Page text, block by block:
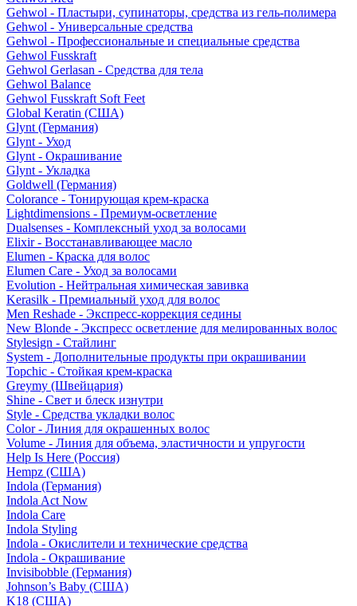
Gehwol - Пластыри, супинаторы, средства из гель-полимера
Gehwol - Универсальные средства
Gehwol - Профессиональные и специальные средства
Gehwol Fusskraft
Gehwol Gerlasan - Средства для тела
Gehwol Balance
Gehwol Fusskraft Soft Feet
Global Keratin (США)
Glynt (Германия)
Glynt - Уход
Glynt - Окрашивание
Glynt - Укладка
Goldwell (Германия)
Colorance - Тонирующая крем-краска
Lightdimensions - Премиум-осветление
Dualsenses - Комплексный уход за волосами
Elixir - Восстанавливающее масло
Elumen - Краска для волос
Elumen Care - Уход за волосами
Evolution - Нейтральная химическая завивка
Kerasilk - Премиальный уход для волос
Men Reshade - Экспресс-коррекция седины
New Blonde - Экспресс осветление для мелированных волос
Stylesign - Стайлинг
System - Дополнительные продукты при окрашивании
Topchic - Стойкая крем-краска
Greymy (Швейцария)
Shine - Свет и блеск изнутри
Style - Средства укладки волос
Color - Линия для окрашенных волос
Volume - Линия для объема, эластичности и упругости
Help Is Here (Россия)
Hempz (США)
Indola (Германия)
Indola Act Now
Indola Care
Indola Styling
Indola - Окислители и технические средства
Indola - Окрашивание
Invisibobble (Германия)
Johnson’s Baby (США)
K18 (США)